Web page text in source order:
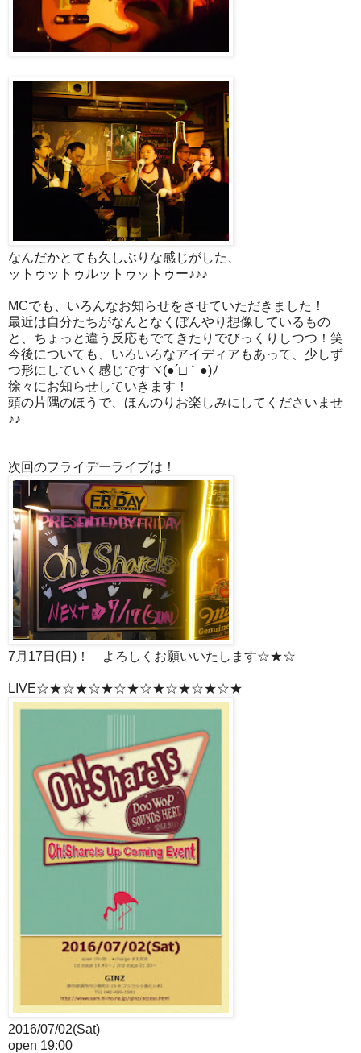
なんだかとても久しぶりな感じがした、
ットゥットゥルットゥットゥー♪♪♪
MCでも、いろんなお知らせをさせていただきました！
最近は自分たちがなんとなくぼんやり想像しているもの
と、ちょっと違う反応もでてきたりでびっくりしつつ！笑
今後についても、いろいろなアイディアもあって、少しず
つ形にしていく感じですヾ(●´□｀●)ﾉ
徐々にお知らせしていきます！
頭の片隅のほうで、ほんのりお楽しみにしてくださいませ
♪♪
次回のフライデーライブは！
7月17日(日)！ よろしくお願いいたします☆★☆
LIVE☆★☆★☆★☆★☆★☆★☆★☆★
2016/07/02(Sat)
open 19:00